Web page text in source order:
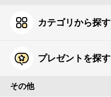
カテゴリから探す
プレゼントを探す
その他